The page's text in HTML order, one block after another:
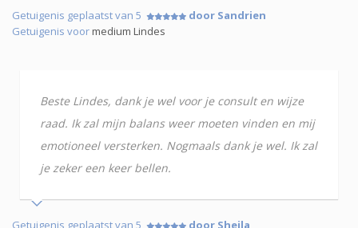
Getuigenis geplaatst van 5
door Sandrien
Getuigenis voormedium Lindes
Beste Lindes, dank je wel voor je consult en wijze
raad. Ik zal mijn balans weer moeten vinden en mij
emotioneel versterken. Nogmaals dank je wel. Ik zal
je zeker een keer bellen.
Getuigenis geplaatst van 5
door Sheila